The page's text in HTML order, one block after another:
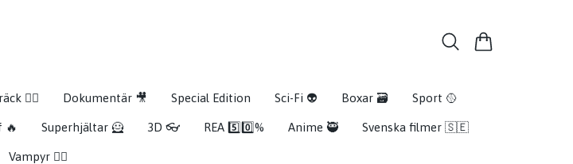
🧟‍♂️ Dokumentär 🎥 Special Edition Sci-Fi 👽 Boxar 🗃️ Sport 🥎
🔥 Superhjältar 🦸 3D 👓 REA 5️⃣0️⃣% Anime 🥷 Svenska filmer 🇸🇪
Vampyr 🧛‍♀️